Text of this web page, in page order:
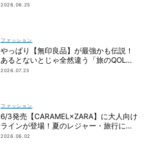
2026.06.25
ファッション
やっぱり【無印良品】が最強かも伝説！
あるとないとじゃ全然違う「旅のQOL爆
上げアイテム」
2026.07.23
ファッション
6/3発売【CARAMEL×ZARA】に大人向け
ラインが登場！夏のレジャー・旅行にも
おすすめ
2026.06.02